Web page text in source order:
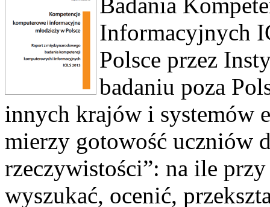
Informacyjnych
Polsce przez
badaniu poza
innych krajów i systemów
mierzy gotowość uczniów
rzeczywistości”: na ile
wyszukać, ocenić,